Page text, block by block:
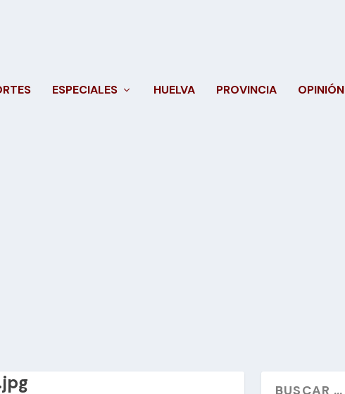
ESPECIALES HUELVA PROVINCIA OPINIÓN